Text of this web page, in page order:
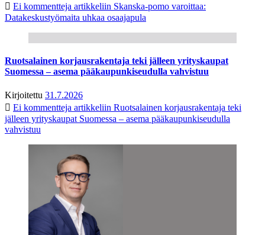
Ei kommentteja artikkeliin Skanska-pomo varoittaa:
Datakeskustyömaita uhkaa osaajapula
Ruotsalainen korjausrakentaja teki jälleen yrityskaupat
Suomessa – asema pääkaupunkiseudulla vahvistuu
Kirjoitettu 31.7.2026
Ei kommentteja artikkeliin Ruotsalainen korjausrakentaja teki
jälleen yrityskaupat Suomessa – asema pääkaupunkiseudulla
vahvistuu